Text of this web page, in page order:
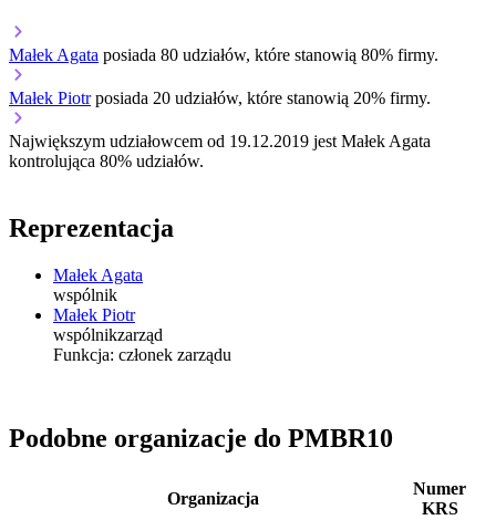
Małek Agata posiada 80 udziałów, które stanowią 80% firmy.
Małek Piotr posiada 20 udziałów, które stanowią 20% firmy.
Największym udziałowcem od 19.12.2019 jest Małek Agata
kontrolująca 80% udziałów.
Reprezentacja
Małek Agata
wspólnik
Małek Piotr
wspólnikzarząd
Funkcja: członek zarządu
Podobne organizacje do PMBR10
Organizacja
Numer
KRS